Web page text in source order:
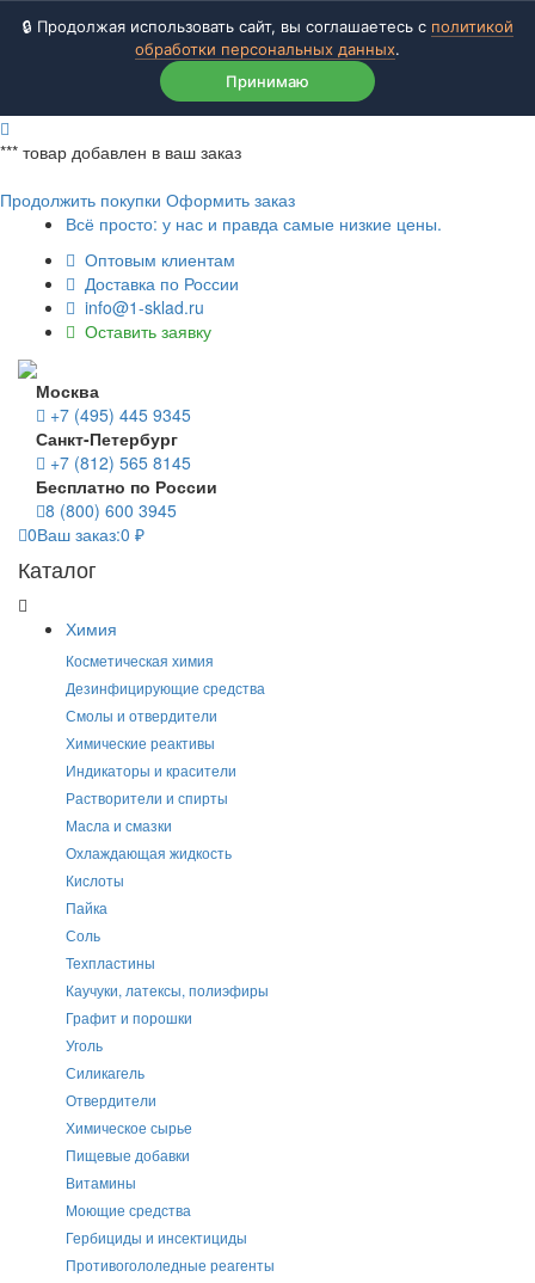
🔒 Продолжая использовать сайт, вы соглашаетесь с политикой
обработки персональных данных.
Принимаю
*** товар добавлен в ваш заказ
Продолжить покупки Оформить заказ
Всё просто: у нас и правда самые низкие цены.
Оптовым клиентам
Доставка по России
info@1-sklad.ru
Оставить заявку
Москва
+7 (495) 445 9345
Санкт-Петербург
+7 (812) 565 8145
Бесплатно по России
8 (800) 600 3945
0Ваш заказ:0 ₽
Каталог
Химия
Косметическая химия
Дезинфицирующие средства
Смолы и отвердители
Химические реактивы
Индикаторы и красители
Растворители и спирты
Масла и смазки
Охлаждающая жидкость
Кислоты
Пайка
Соль
Техпластины
Каучуки, латексы, полиэфиры
Графит и порошки
Уголь
Силикагель
Отвердители
Химическое сырье
Пищевые добавки
Витамины
Моющие средства
Гербициды и инсектициды
Противогололедные реагенты